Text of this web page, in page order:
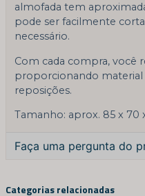
almofada tem
pode ser facilmente
necessário.
Com cada compra, você
proporcionando material
reposições.
Tamanho: aprox. 85 x 70
Faça uma pergunta do
Pergunte -nos algo
Categorias relacionadas